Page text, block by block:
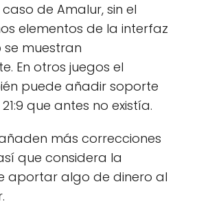
caso de Amalur, sin el
elementos de la interfaz
se muestran
En otros juegos el
puede añadir soporte
que antes no existía.
más correcciones
que considera la
aportar algo de dinero al